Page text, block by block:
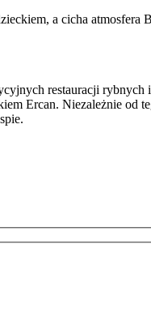
a cicha
restauracji
Ercan. Niezależnie od